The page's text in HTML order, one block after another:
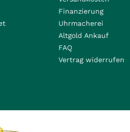
Finanzierung
Uhrmacherei
Altgold Ankauf
FAQ
Vertrag widerrufen